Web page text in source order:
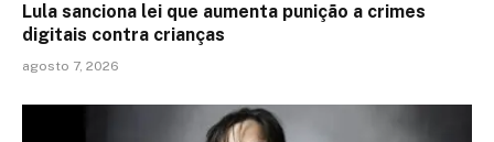
Lula sanciona lei que aumenta punição a crimes
digitais contra crianças
agosto 7, 2026